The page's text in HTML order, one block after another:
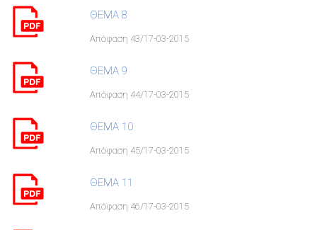
ΘΕΜΑ 8
Απόφαση 43/17-03-2015
ΘΕΜΑ 9
Απόφαση 44/17-03-2015
ΘΕΜΑ 10
Απόφαση 45/17-03-2015
ΘΕΜΑ 11
Απόφαση 46/17-03-2015